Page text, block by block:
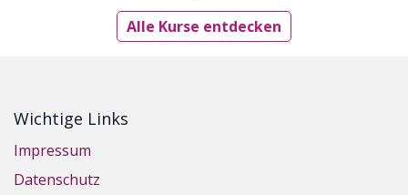
Alle Kurse entdecken
Wichtige Links
Impressum
Datenschutz